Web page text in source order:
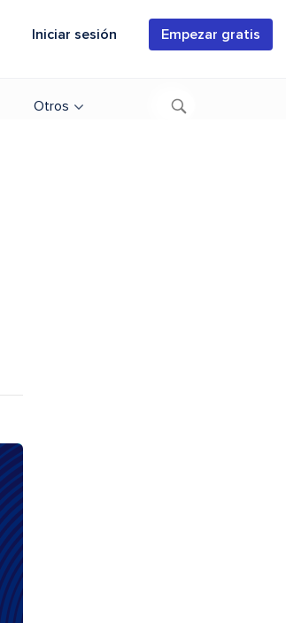
Iniciar sesión Empezar gratis
Otros